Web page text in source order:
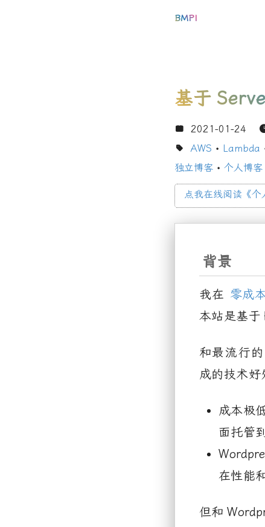
BMPI
基于
2021-01-24
AWS • Lambda
独立博客 • 个人博客
点我在线阅读《个
背景
我在 零成
本站是基于
和最流行的
成的技术好
成本极
面托管
在性能
但和